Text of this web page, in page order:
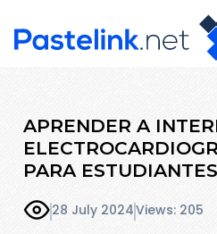
APRENDER A
PARA
28 July 2024Views: 205